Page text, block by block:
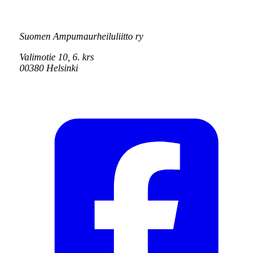
Suomen Ampumaurheiluliitto ry
Valimotie 10, 6. krs
00380 Helsinki